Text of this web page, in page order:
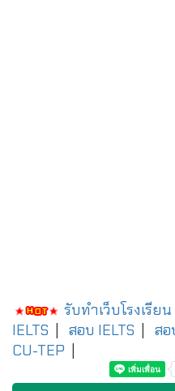
รับทำเว็บโรงเรีย
IELTS
สอบ IELTS สอ
CU-TEP